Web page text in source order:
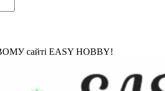
сайті EASY HOBBY!